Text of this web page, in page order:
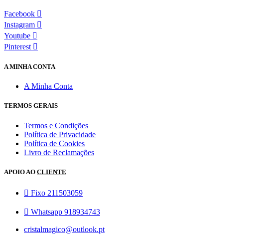
Facebook
Instagram
Youtube
Pinterest
A MINHA CONTA
A Minha Conta
TERMOS GERAIS
Termos e Condições
Política de Privacidade
Política de Cookies
Livro de Reclamações
APOIO AO CLIENTE
Fixo 211503059
Whatsapp 918934743
cristalmagico@outlook.pt